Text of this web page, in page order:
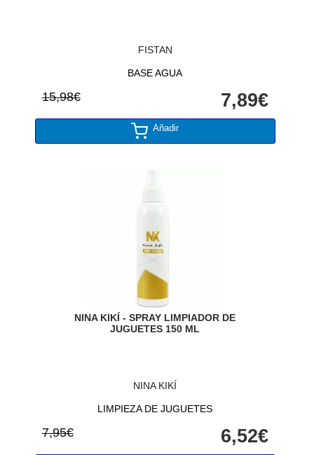
FISTAN
BASE AGUA
15,98€ 7,89€
Añadir
NINA KIKÍ - SPRAY LIMPIADOR DE
JUGUETES 150 ML
NINA KIKÍ
LIMPIEZA DE JUGUETES
7,95€ 6,52€